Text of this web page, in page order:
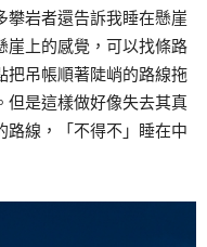
攀岩者還告訴我睡在懸崖
崖上的感覺，可以找條路
把吊帳順著陡峭的路線拖
但是這樣做好像失去其真
路線，「不得不」睡在中